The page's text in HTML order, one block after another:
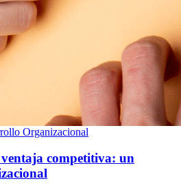
Organizacional
competitiva: un